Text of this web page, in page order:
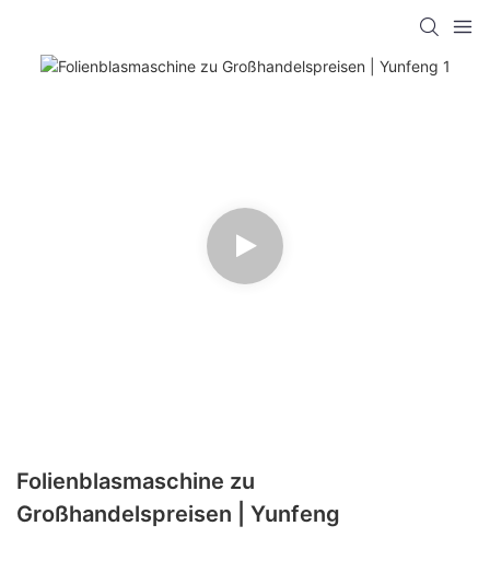
Folienblasmaschine zu
Großhandelspreisen | Yunfeng